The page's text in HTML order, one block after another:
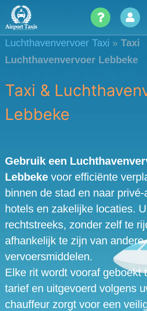
Skip
content
Luchthavenvervoer Taxi » Taxi
Luchthavenvervoer Lebbeke
Taxi &
Lebbeke
Gebruik een
Lebbeke voor efficiënte
binnen de stad en naar privé-
hotels en zakelijke locaties.
rechtstreeks, zonder zelf te
afhankelijk te zijn van andere
vervoersmiddelen.
Elke rit wordt vooraf geboekt
tarief en uitgevoerd volgens
chauffeur zorgt voor een